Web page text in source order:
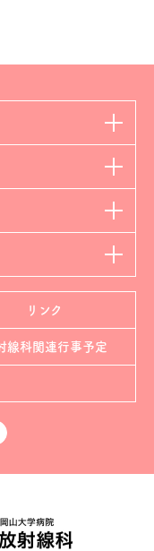
リンク
線科関連行事予定